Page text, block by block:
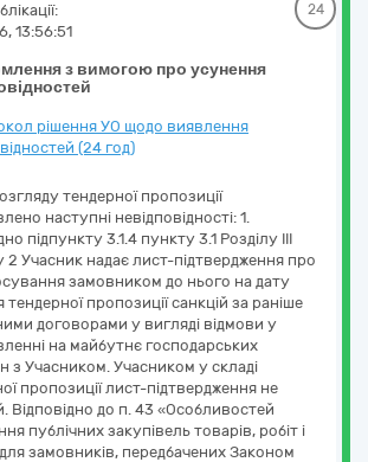
з вимогою про усунення
13:56:51
24
рішення УО щодо виявлення
(24 год)
тендерної пропозиції
наступні невідповідності: 1.
підпункту 3.1.4 пункту 3.1 Розділу ІІІ
2 Учасник надає лист-підтвердження про
замовником до нього на дату
тендерної пропозиції санкцій за раніше
договорами у вигляді відмови у
на майбутнє господарських
з Учасником. Учасником у складі
пропозиції лист-підтвердження не
Відповідно до п. 43 «Особливостей
публічних закупівель товарів, робіт і
замовників, передбачених Законом